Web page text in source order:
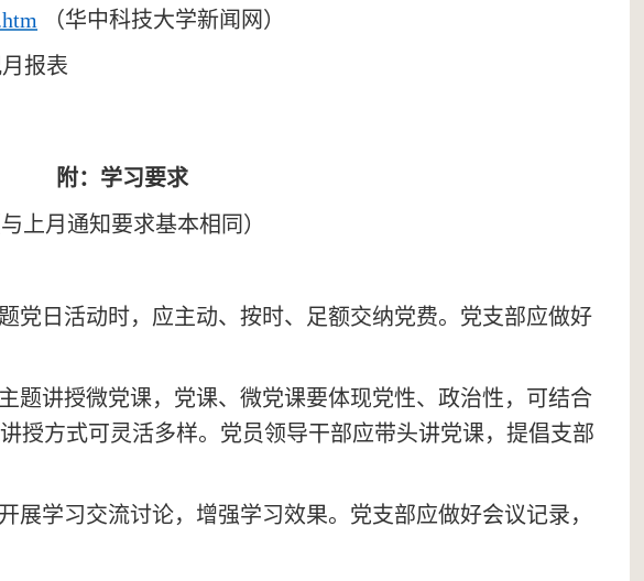
（华中科技大学新闻网）
报表
附：学习要求
与上月通知要求基本相同）
党日活动时，应主动、按时、足额交纳党费。党支部应做好
题讲授微党课，党课、微党课要体现党性、政治性，可结合
授方式可灵活多样。党员领导干部应带头讲党课，提倡支部
展学习交流讨论，增强学习效果。党支部应做好会议记录，